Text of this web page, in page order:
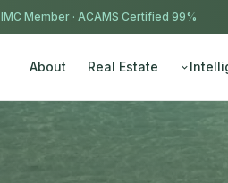
99% approval ·
IMC Member · ACAMS Certified
Real Estate
About